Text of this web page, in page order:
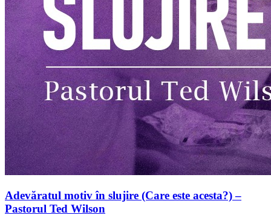
Adevăratul motiv în slujire (Care este acesta?) –
Pastorul Ted Wilson